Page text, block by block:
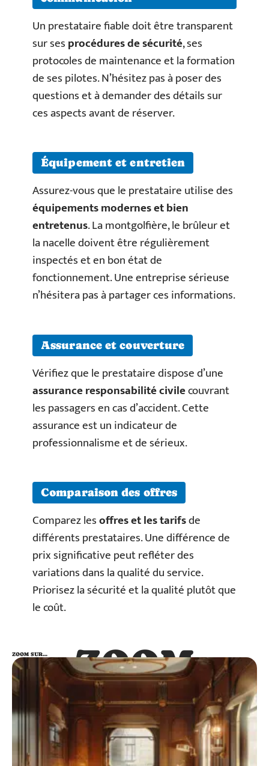
Un prestataire fiable doit être transparent
sur sesprocédures de sécurité, ses
protocoles de maintenance et la formation
de ses pilotes. N’hésitez pas à poser des
questions et à demander des détails sur
ces aspects avant de réserver.
Équipement et entretien
Assurez-vous que le prestataire utilise des
équipements modernes et bien
entretenus. La montgolfière, le brûleur et
la nacelle doivent être régulièrement
inspectés et en bon état de
fonctionnement. Une entreprise sérieuse
n’hésitera pas à partager ces informations.
Assurance et couverture
Vérifiez que le prestataire dispose d’une
assurance responsabilité civilecouvrant
les passagers en cas d’accident. Cette
assurance est un indicateur de
professionnalisme et de sérieux.
Comparaison des offres
Comparez lesoffres et les tarifsde
différents prestataires. Une différence de
prix significative peut refléter des
variations dans la qualité du service.
Priorisez la sécurité et la qualité plutôt que
le coût.
ZOOM
SUR…
ZOOM SUR…